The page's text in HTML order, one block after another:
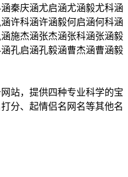
秦庆涵尤启涵尤涵毅尤科涵
许科涵许涵毅何启涵何科涵
施杰涵张杰涵张科涵张涵毅
孔启涵孔毅涵曹杰涵曹涵毅
站，提供四种专业科学的宝
分、起情侣名网名等其他名